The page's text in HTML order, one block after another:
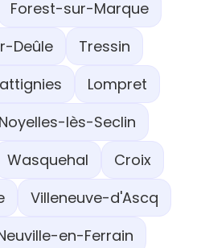
Forest-sur-Marque
Deûle
Tressin
Lompret
Noyelles-lès-Seclin
Wasquehal
Croix
Villeneuve-d'Ascq
en-Ferrain